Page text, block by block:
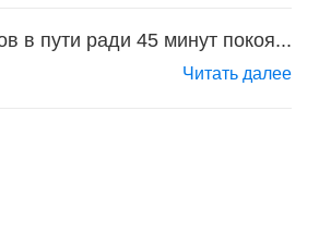
в пути ради 45 минут покоя...
Читать далее